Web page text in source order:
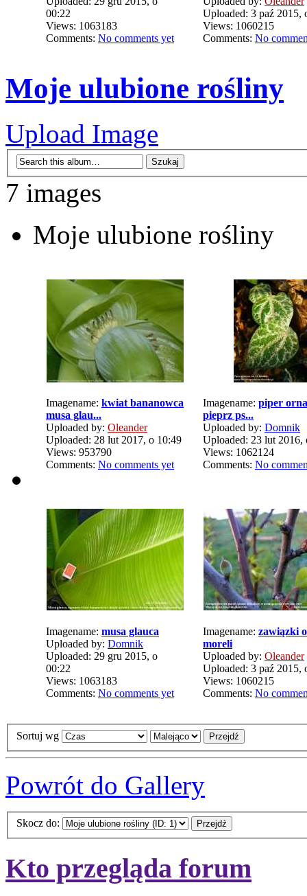
00:22
Views: 1063183
Comments: No comments yet
Uploaded: 3 paź 2015,
Views: 1060215
Comments: No
Moje ulubione rośliny
Upload Image
7 images
Moje ulubione rośliny
Imagename: kwiat bananowca
musa glau...
Uploaded by: Oleander
Uploaded: 28 lut 2017, o 10:49
Views: 953790
Comments: No comments yet
Imagename: piper
pieprz ps...
Uploaded by: Domnik
Uploaded: 23 lut 2016,
Views: 1062124
Comments: No
Imagename: musa glauca
Uploaded by: Domnik
Uploaded: 29 gru 2015, o
00:22
Views: 1063183
Comments: No comments yet
Imagename: zawiązki
moreli
Uploaded by: Oleander
Uploaded: 3 paź 2015,
Views: 1060215
Comments: No
Sortuj wg
Powrót do Gallery
Skocz do:
Kto przegląda forum